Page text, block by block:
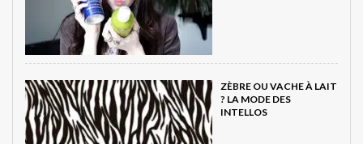
ZÈBRE OU VACHE À LAIT
? LA MODE DES
INTELLOS